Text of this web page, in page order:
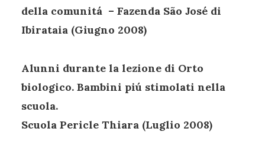
della comunitá – Fazenda São José di
Ibirataia (Giugno 2008)
Alunni durante la lezione di Orto
biologico. Bambini piú stimolati nella
scuola.
Scuola Pericle Thiara (Luglio 2008)